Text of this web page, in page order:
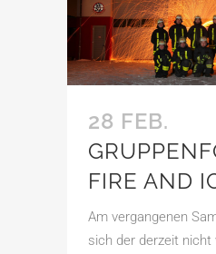
28 FEB.
FIRE AND
Am vergangenen
sich der derzeit nicht